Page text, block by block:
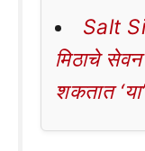
Salt
मिठाचे
शकतात